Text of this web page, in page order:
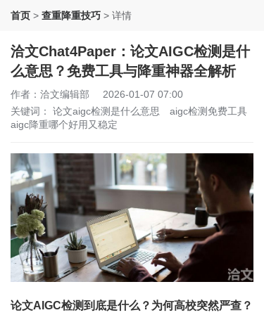
首页 > 查重降重技巧 > 详情
洽文Chat4Paper：论文AIGC检测是什
么意思？免费工具与降重神器全解析
作者：洽文编辑部
2026-01-07 07:00
关键词： 论文aigc检测是什么意思
aigc检测免费工具
aigc降重哪个好用又稳定
论文AIGC检测到底是什么？为何高校突然严查？